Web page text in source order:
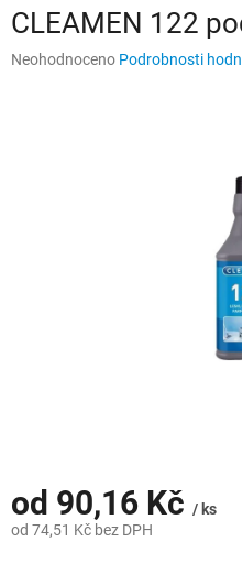
CLEAMEN 122
Průměrné
Neohodnoceno Podrobnosti
od 90,16 Kč / ks
od 74,51 Kč bez DPH